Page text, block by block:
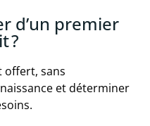
d’un premier
?
offert, sans
et déterminer